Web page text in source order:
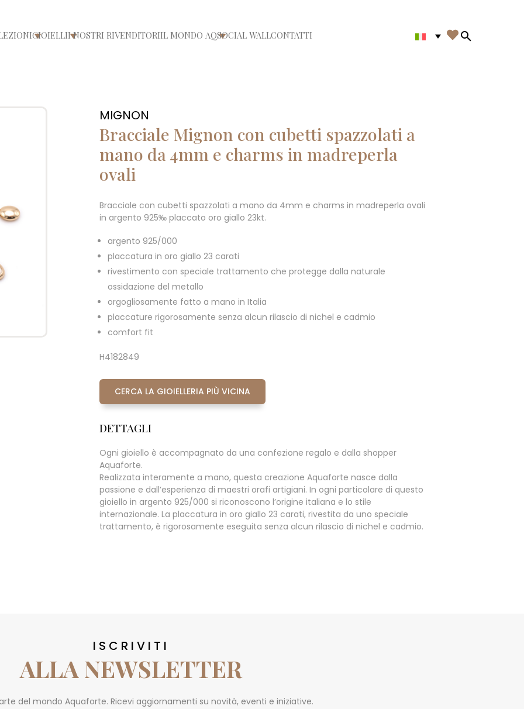
menù
Apri/chiudi menù
GIOIELLIApri/chiudi menù
I NOSTRI RIVENDITORIIL MONDO AQApri/chiudi menù
SOCIAL WALLCONTATTI 
Search in
MIGNON
Bracciale Mignon con cubetti spazzolati a
mano da 4mm e charms in madreperla
ovali
Bracciale con cubetti spazzolati a mano da 4mm e charms in madreperla ovali
in argento 925‰ placcato oro giallo 23kt.
argento 925/000
placcatura in oro giallo 23 carati
rivestimento con speciale trattamento che protegge dalla naturale
ossidazione del metallo
orgogliosamente fatto a mano in Italia
placcature rigorosamente senza alcun rilascio di nichel e cadmio
comfort fit
H4182849
CERCA LA GIOIELLERIA PIÙ VICINA
DETTAGLI
Ogni gioiello è accompagnato da una confezione regalo e dalla shopper
Aquaforte.
Realizzata interamente a mano, questa creazione Aquaforte nasce dalla
passione e dall’esperienza di maestri orafi artigiani. In ogni particolare di questo
gioiello in argento 925/000 si riconoscono l’origine italiana e lo stile
internazionale. La placcatura in oro giallo 23 carati, rivestita da uno speciale
trattamento, è rigorosamente eseguita senza alcun rilascio di nichel e cadmio.
ISCRIVITI
ALLA NEWSLETTER
del mondo Aquaforte. Ricevi aggiornamenti su novità, eventi e iniziative.